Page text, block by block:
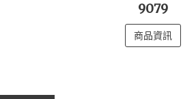
9079
商品資訊